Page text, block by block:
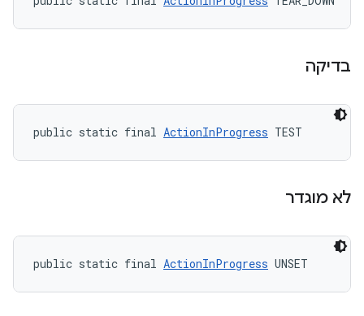
בדיקה
public static final ActionInProgress TEST
לא מוגדר
public static final ActionInProgress UNSET